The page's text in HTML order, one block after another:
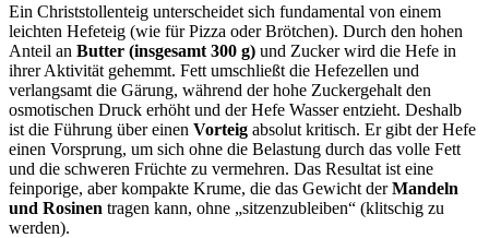
Ein Christstollenteig unterscheidet sich fundamental von einem
leichten Hefeteig (wie für Pizza oder Brötchen). Durch den hohen
Anteil an Butter (insgesamt 300 g) und Zucker wird die Hefe in
ihrer Aktivität gehemmt. Fett umschließt die Hefezellen und
verlangsamt die Gärung, während der hohe Zuckergehalt den
osmotischen Druck erhöht und der Hefe Wasser entzieht. Deshalb
ist die Führung über einen Vorteig absolut kritisch. Er gibt der Hefe
einen Vorsprung, um sich ohne die Belastung durch das volle Fett
und die schweren Früchte zu vermehren. Das Resultat ist eine
feinporige, aber kompakte Krume, die das Gewicht derMandeln
und Rosinen tragen kann, ohne „sitzenzubleiben“ (klitschig zu
werden).